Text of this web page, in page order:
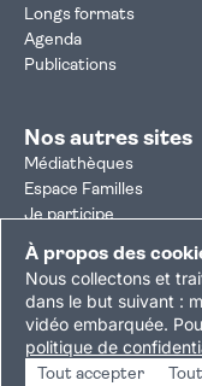
À propos des
Nous collectons et
dans le but suivant :
vidéo embarquée.
politique de
Tout accepter
Longs formats
Agenda
Publications
Nos autres sites
Médiathèques
Espace Familles
Je participe
Autorisation
Résultats électoraux
Plan du site Nous
Politique de
Gestion des cookies
Copyright © 2026 Ville